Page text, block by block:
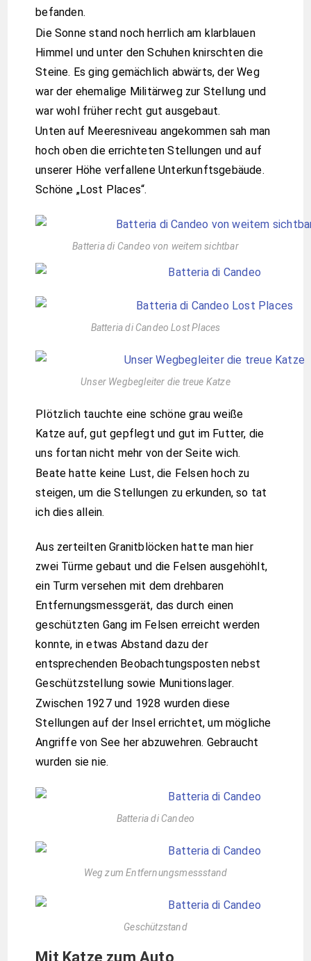
befanden.
Die Sonne stand noch herrlich am klarblauen
Himmel und unter den Schuhen knirschten die
Steine. Es ging gemächlich abwärts, der Weg
war der ehemalige Militärweg zur Stellung und
war wohl früher recht gut ausgebaut.
Unten auf Meeresniveau angekommen sah man
hoch oben die errichteten Stellungen und auf
unserer Höhe verfallene Unterkunftsgebäude.
Schöne „Lost Places“.
Batteria di Candeo von weitem sichtbar
Batteria di Candeo Lost Places
Unser Wegbegleiter die treue Katze
Plötzlich tauchte eine schöne grau weiße
Katze auf, gut gepflegt und gut im Futter, die
uns fortan nicht mehr von der Seite wich.
Beate hatte keine Lust, die Felsen hoch zu
steigen, um die Stellungen zu erkunden, so tat
ich dies allein.
Aus zerteilten Granitblöcken hatte man hier
zwei Türme gebaut und die Felsen ausgehöhlt,
ein Turm versehen mit dem drehbaren
Entfernungsmessgerät, das durch einen
geschützten Gang im Felsen erreicht werden
konnte, in etwas Abstand dazu der
entsprechenden Beobachtungsposten nebst
Geschützstellung sowie Munitionslager.
Zwischen 1927 und 1928 wurden diese
Stellungen auf der Insel errichtet, um mögliche
Angriffe von See her abzuwehren. Gebraucht
wurden sie nie.
Batteria di Candeo
Weg zum Entfernungsmessstand
Geschützstand
Mit Katze zum Auto